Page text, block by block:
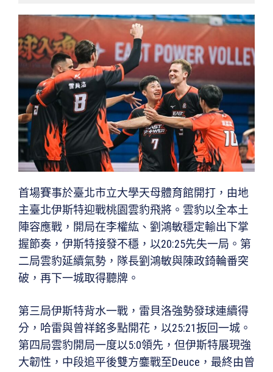
首場賽事於臺北市立大學天母體育館開打，由地
主臺北伊斯特迎戰桃園雲豹飛將。雲豹以全本土
陣容應戰，開局在李權紘、劉鴻敏穩定輸出下掌
握節奏，伊斯特接發不穩，以20:25先失一局。第
二局雲豹延續氣勢，隊長劉鴻敏與陳政錡輪番突
破，再下一城取得聽牌。
第三局伊斯特背水一戰，雷貝洛強勢發球連續得
分，哈雷與曾祥銘多點開花，以25:21扳回一城。
第四局雲豹開局一度以5:0領先，但伊斯特展現強
大韌性，中段追平後雙方鏖戰至Deuce，最終由曾